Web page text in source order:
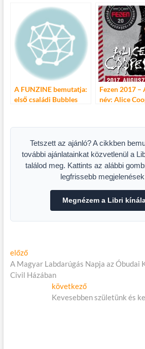
A FUNZINE bemutatja:
első családi Bubbles
mosd ki a szennyesed
INGYEN!
Fezen 2017 –
név: Alice
Tetszett az ajánló? A cikkben
további ajánlatainkat közvetlenül a
találod meg. Kattints az alábbi
legfrissebb
Megnézem a Libri
Bejegyzés
navigáció
előzőElőző
cikk:
A Magyar Labdarúgás Napja az Óbudai
Civil Házában
következőKövetkező
cikk:
Kevesebben születünk és